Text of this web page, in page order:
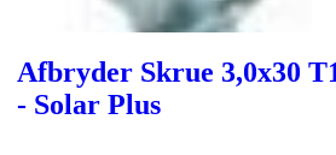
Afbryder Skrue 3,0x30
- Solar Plus